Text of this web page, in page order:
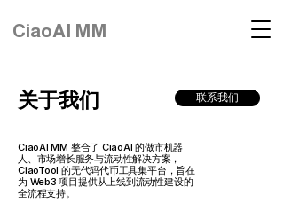
CiaoAI MM
​关于我们 联系我们
CiaoAI MM 整合了 CiaoAI 的做市机器
人、市场增长服务与流动性解决方案，
CiaoTool 的无代码代币工具集平台，旨在
为 Web3 项目提供从上线到流动性建设的
全流程支持。